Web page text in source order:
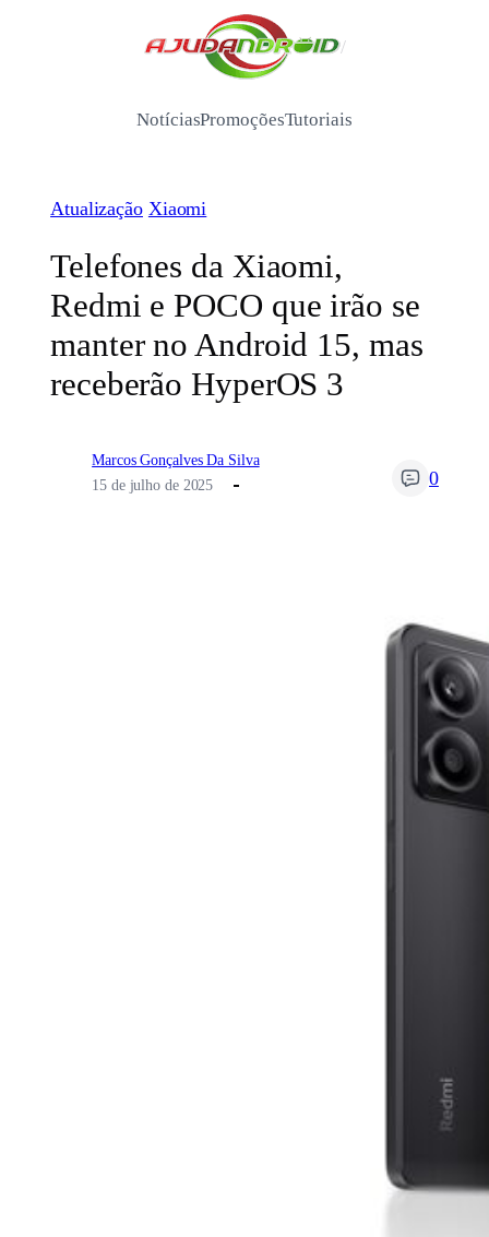
/
NotíciasPromoçõesTutoriais
Atualização Xiaomi
Telefones da Xiaomi,
Redmi e POCO que irão se
manter no Android 15, mas
receberão HyperOS 3
Marcos Gonçalves Da Silva
15 de julho de 2025
0